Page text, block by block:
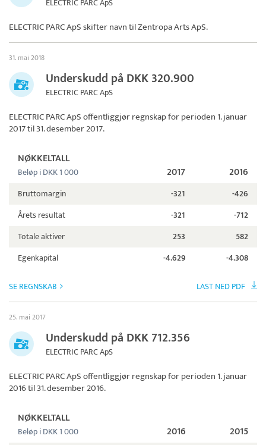
ELECTRIC PARC ApS skifter navn tilZentropa Arts ApS.
31. mai 2018
Underskudd på DKK 320.900
ELECTRIC PARC ApS
ELECTRIC PARC ApSoffentliggjør regnskap for perioden 1. januar
2017 til 31. desember 2017.
NØKKELTALL
Beløp i DKK 1 000 2017 2016
Bruttomargin -321
-426
Årets resultat
-321
-712
Totale aktiver
253
582
Egenkapital
-4.629 -4.308
SE REGNSKAB LAST NED PDF
25. mai 2017
Underskudd på DKK 712.356
ELECTRIC PARC ApS
ELECTRIC PARC ApSoffentliggjør regnskap for perioden 1. januar
2016 til 31. desember 2016.
NØKKELTALL
Beløp i DKK 1 000 2016 2015